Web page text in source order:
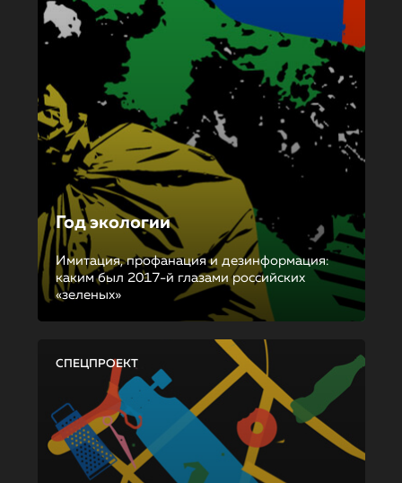
Год экологии
Имитация, профанация и дезинформация:
каким был 2017-й глазами российских
«зеленых»
СПЕЦПРОЕКТ